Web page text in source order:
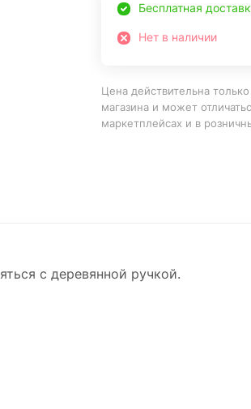
Бесплатная
Нет в наличии
Цена действительна
магазина и может
маркетплейсах и в
с деревянной ручкой.